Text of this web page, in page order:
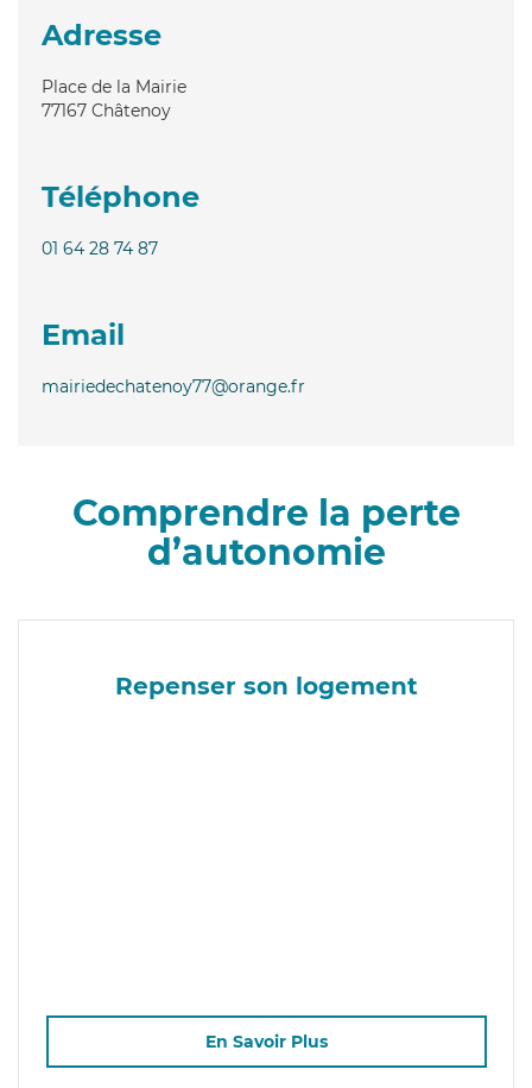
Adresse
Place de la Mairie
77167 Châtenoy
Téléphone
01 64 28 74 87
Email
mairiedechatenoy77@orange.fr
Comprendre la perte
d’autonomie
Repenser son logement
En Savoir Plus